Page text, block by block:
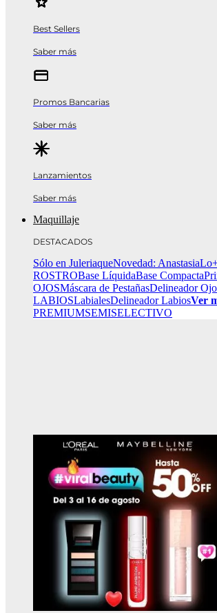
Best Sellers
Saber más
Promos Bancarias
Saber más
Lanzamientos
Saber más
Maquillaje
DESTACADOS
Sólo en JuleriaqueNovedad: Anastasia
ROSTROBase LíquidaBase Compacta
OJOSMáscara de PestañasDelineador
LABIOSLabialesDelineador LabiosVer
PREMIUMSEMISELECTIVO